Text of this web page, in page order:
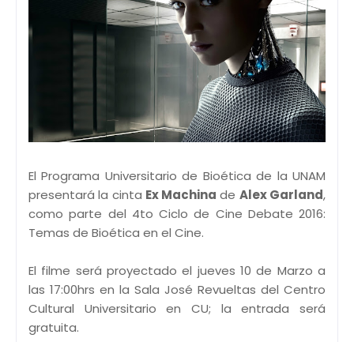
El Programa Universitario de Bioética de la UNAM
presentará la cinta Ex Machina de Alex Garland,
como parte del 4to Ciclo de Cine Debate 2016:
Temas de Bioética en el Cine.
El filme será proyectado el jueves 10 de Marzo a
las 17:00hrs en la Sala José Revueltas del Centro
Cultural Universitario en CU; la entrada será
gratuita.